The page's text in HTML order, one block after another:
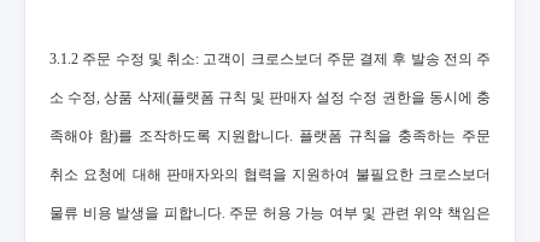
3.1.2 주문 수정 및 취소: 고객이 크로스보더 주문 결제 후 발송 전의 주
소 수정, 상품 삭제(플랫폼 규칙 및 판매자 설정 수정 권한을 동시에 충
족해야 함)를 조작하도록 지원합니다. 플랫폼 규칙을 충족하는 주문
취소 요청에 대해 판매자와의 협력을 지원하여 불필요한 크로스보더
물류 비용 발생을 피합니다. 주문 허용 가능 여부 및 관련 위약 책임은